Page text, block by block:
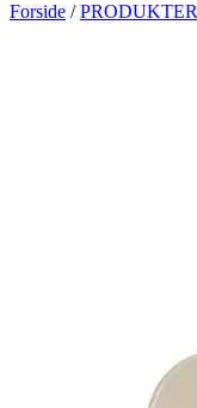
Forside /PRODUKTER